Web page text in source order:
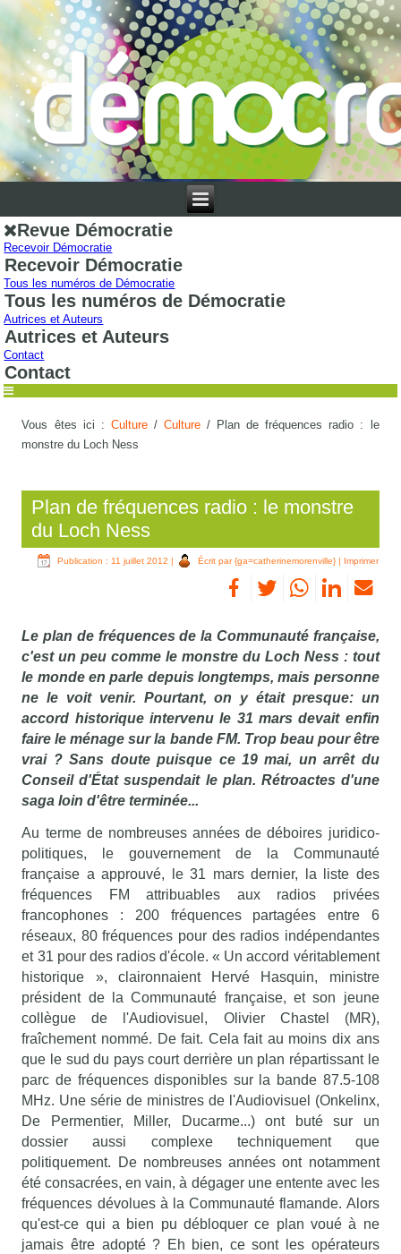
Revue Démocratie
Recevoir Démocratie
Recevoir Démocratie
Tous les numéros de Démocratie
Tous les numéros de Démocratie
Autrices et Auteurs
Autrices et Auteurs
Contact
Contact
Vous êtes ici : Culture/ Culture/ Plan de fréquences radio : le
monstre du Loch Ness
Plan de fréquences radio : le monstre
du Loch Ness
Publication : 11 juillet 2012 | Écrit par {ga=catherinemorenville}| Imprimer
Le plan de fréquences de la Communauté française,
c'est un peu comme le monstre du Loch Ness : tout
le monde en parle depuis longtemps, mais personne
ne le voit venir. Pourtant, on y était presque: un
accord historique intervenu le 31 mars devait enfin
faire le ménage sur la bande FM. Trop beau pour être
vrai ? Sans doute puisque ce 19 mai, un arrêt du
Conseil d'État suspendait le plan. Rétroactes d'une
saga loin d'être terminée...
Au terme de nombreuses années de déboires juridico-
politiques, le gouvernement de la Communauté
française a approuvé, le 31 mars dernier, la liste des
fréquences FM attribuables aux radios privées
francophones : 200 fréquences partagées entre 6
réseaux, 80 fréquences pour des radios indépendantes
et 31 pour des radios d'école. « Un accord véritablement
historique », claironnaient Hervé Hasquin, ministre
président de la Communauté française, et son jeune
collègue de l'Audiovisuel, Olivier Chastel (MR),
fraîchement nommé. De fait. Cela fait au moins dix ans
que le sud du pays court derrière un plan répartissant le
parc de fréquences disponibles sur la bande 87.5-108
MHz. Une série de ministres de l'Audiovisuel (Onkelinx,
De Permentier, Miller, Ducarme...) ont buté sur un
dossier aussi complexe techniquement que
politiquement. De nombreuses années ont notamment
été consacrées, en vain, à dégager une entente avec les
fréquences dévolues à la Communauté flamande. Alors
qu'est-ce qui a bien pu débloquer ce plan voué à ne
jamais être adopté ? Eh bien, ce sont les opérateurs